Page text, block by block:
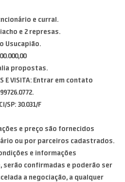
e curral.
e 2 represas.
Usucapião.
propostas.
E VISITA: Entrar em contato
SP: 30.031/F
e preço são fornecidos
ou por parceiros cadastrados.
e informações
serão confirmadas e poderão ser
a negociação, a qualquer